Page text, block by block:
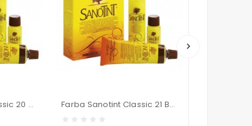
keyboard_arrow_right
Farba Sanotint Classic 20 Tiziano Red (Miedziana Czerwień) 125 ml Farba Sanotint Classic 21 Bilberry (Jagodowy) 125 ml